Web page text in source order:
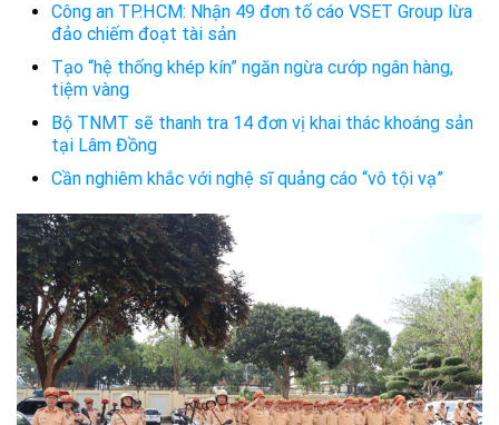
Công an TP.HCM: Nhận 49 đơn tố cáo VSET Group lừa
đảo chiếm đoạt tài sản
Tạo “hệ thống khép kín” ngăn ngừa cướp ngân hàng,
tiệm vàng
Bộ TNMT sẽ thanh tra 14 đơn vị khai thác khoáng sản
tại Lâm Đồng
Cần nghiêm khắc với nghệ sĩ quảng cáo “vô tội vạ”